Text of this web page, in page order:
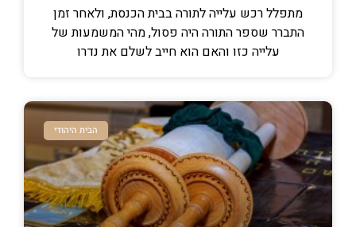
מתפלל רכש עלייה לתורה בבית הכנסת, ולאחר זמן
התברר שספר התורה היה פסול, מהי המשמעות של
עלייה כזו והאם הוא חייב לשלם את נדרו
הבית היהודי